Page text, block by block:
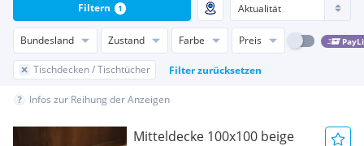
Bundesland Zustand Farbe Preis
Tischdecken / Tischtücher Filter zurücksetzen
Filtern 1
Infos zur Reihung der Anzeigen
Mitteldecke 100x100 beige